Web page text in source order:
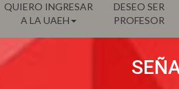
QUIERO INGRESAR
A LA UAEH
DESEO SER
PROFESOR